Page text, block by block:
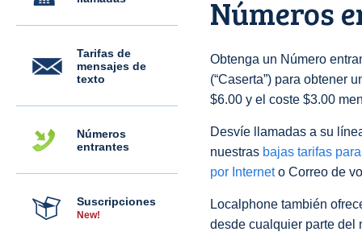
Tarifas de
mensajes de
texto
Números
entrantes
Suscripciones
New!
Números
Obtenga un Número
(“Caserta”) para obtener
$6.00 y el coste $3.00
Desvíe llamadas a su
nuestras bajas tarifas
por Interneto Correo de
Localphone también
desde cualquier parte del